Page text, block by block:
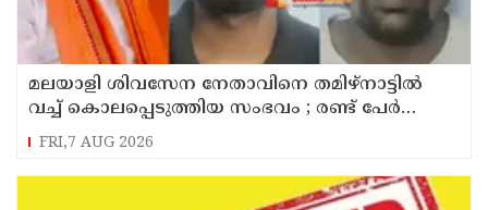
മലയാളി ശിവസേന നേതാവിനെ തമിഴ്നാട്ടിൽ
വച്ച് കൊലപ്പെടുത്തിയ സംഭവം ; രണ്ട് പേർ
പിടിയിൽ
FRI,7 AUG 2026